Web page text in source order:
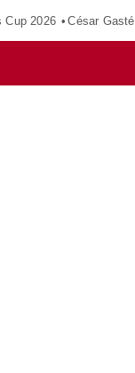
Cup 2026 César